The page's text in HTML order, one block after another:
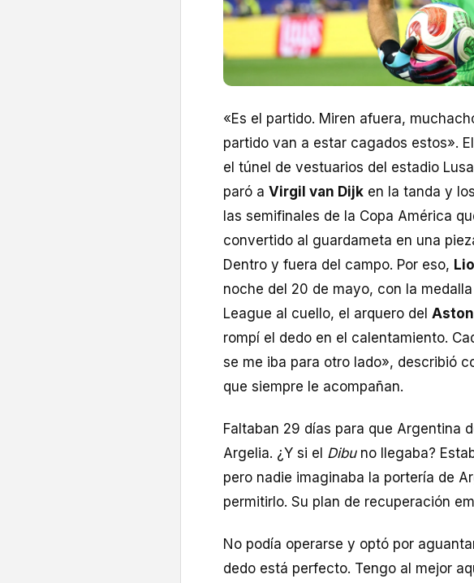
«Es el partido. Miren afuera,
partido van a estar cagados estos».
el túnel de vestuarios del estadio
paró a Virgil van Dijk en la tanda y
las semifinales de la Copa América
convertido al guardameta en una
Dentro y fuera del campo. Por eso,
noche del 20 de mayo, con la
League al cuello, el arquero del
rompí el dedo en el calentamiento.
se me iba para otro lado», describió
que siempre le acompañan.
Faltaban 29 días para que Argentina
Argelia. ¿Y si el Dibuno llegaba?
pero nadie imaginaba la portería de
permitirlo. Su plan de recuperación
No podía operarse y optó por
dedo está perfecto. Tengo al mejor